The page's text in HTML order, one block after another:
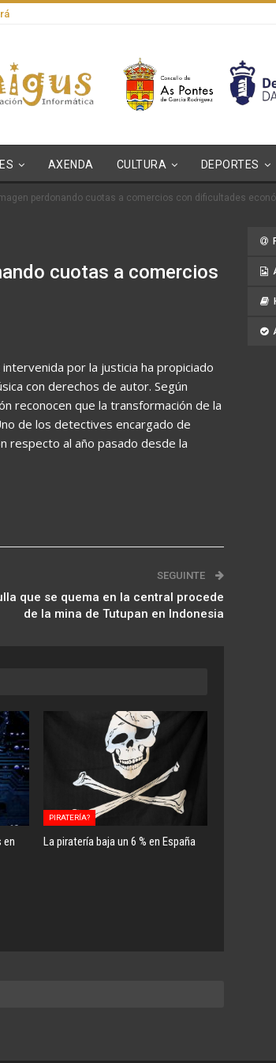
AXENDA CULTURA DEPORTES
perdonando cuotas a comercios con dificultades
cuotas a comercios
por la justicia ha propiciado
con derechos de autor. Según
reconocen que la transformación de la
de los detectives encargado de
respecto al año pasado desde la
SEGUINTE
que se quema en la central procede
de la mina de Tutupan en Indonesia
en
PIRATERÍA?
La piratería baja un 6 % en España